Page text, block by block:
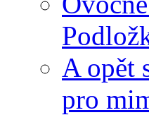
A opět
pro